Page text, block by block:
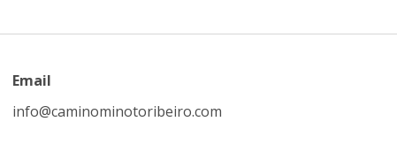
Email
info@caminominotoribeiro.com